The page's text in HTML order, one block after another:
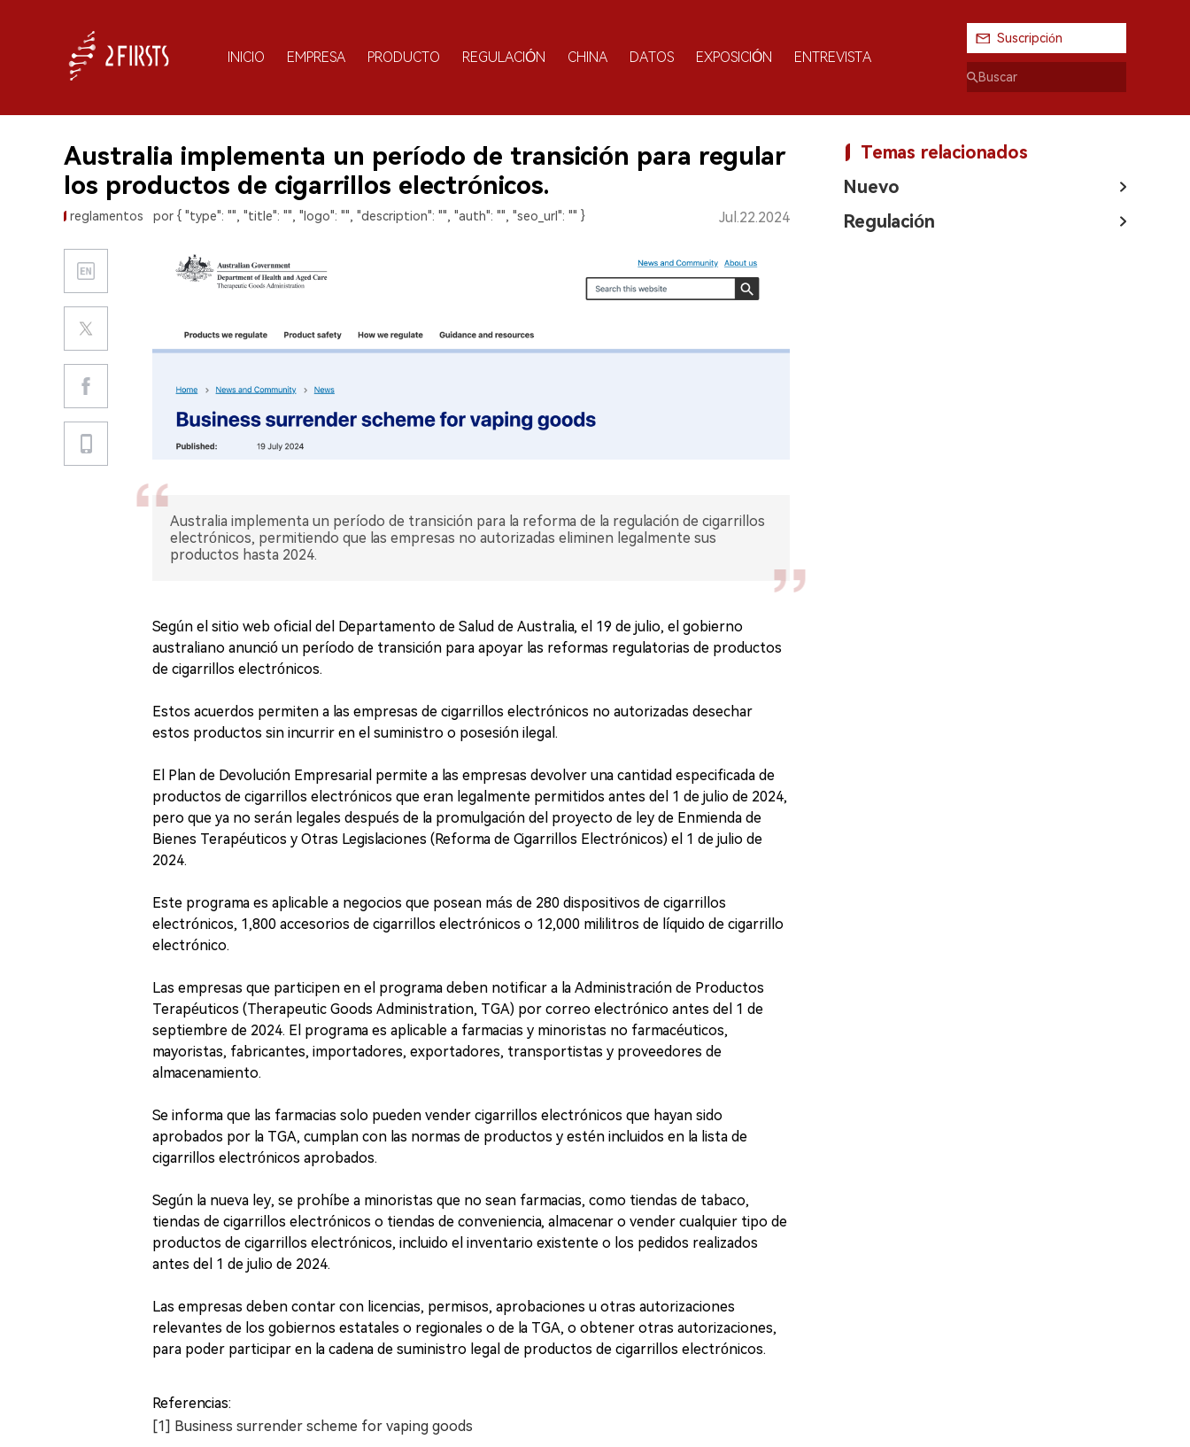
INICIO EMPRESA PRODUCTO REGULACIÓN CHINA DATOS EXPOSICIÓN ENTREVISTA
Suscripción
Australia implementa un período de transición para regular
los productos de cigarrillos electrónicos.
reglamentos por { "type": "", "title": "", "logo": "", "description": "", "auth": "", "seo_url": "" } Jul.22.2024
Australia implementa un período de transición para la reforma de la regulación de cigarrillos
electrónicos, permitiendo que las empresas no autorizadas eliminen legalmente sus
productos hasta 2024.
Según el sitio web oficial del Departamento de Salud de Australia, el 19 de julio, el gobierno
australiano anunció un período de transición para apoyar las reformas regulatorias de productos
de cigarrillos electrónicos.
Estos acuerdos permiten a las empresas de cigarrillos electrónicos no autorizadas desechar
estos productos sin incurrir en el suministro o posesión ilegal.
El Plan de Devolución Empresarial permite a las empresas devolver una cantidad especificada de
productos de cigarrillos electrónicos que eran legalmente permitidos antes del 1 de julio de 2024,
pero que ya no serán legales después de la promulgación del proyecto de ley de Enmienda de
Bienes Terapéuticos y Otras Legislaciones (Reforma de Cigarrillos Electrónicos) el 1 de julio de
2024.
Este programa es aplicable a negocios que posean más de 280 dispositivos de cigarrillos
electrónicos, 1,800 accesorios de cigarrillos electrónicos o 12,000 mililitros de líquido de cigarrillo
electrónico.
Las empresas que participen en el programa deben notificar a la Administración de Productos
Terapéuticos (Therapeutic Goods Administration, TGA) por correo electrónico antes del 1 de
septiembre de 2024. El programa es aplicable a farmacias y minoristas no farmacéuticos,
mayoristas, fabricantes, importadores, exportadores, transportistas y proveedores de
almacenamiento.
Se informa que las farmacias solo pueden vender cigarrillos electrónicos que hayan sido
aprobados por la TGA, cumplan con las normas de productos y estén incluidos en la lista de
cigarrillos electrónicos aprobados.
Según la nueva ley, se prohíbe a minoristas que no sean farmacias, como tiendas de tabaco,
tiendas de cigarrillos electrónicos o tiendas de conveniencia, almacenar o vender cualquier tipo de
productos de cigarrillos electrónicos, incluido el inventario existente o los pedidos realizados
antes del 1 de julio de 2024.
Las empresas deben contar con licencias, permisos, aprobaciones u otras autorizaciones
relevantes de los gobiernos estatales o regionales o de la TGA, o obtener otras autorizaciones,
para poder participar en la cadena de suministro legal de productos de cigarrillos electrónicos.
Referencias:
[1] Business surrender scheme for vaping goods
Temas relacionados
Nuevo
Regulación